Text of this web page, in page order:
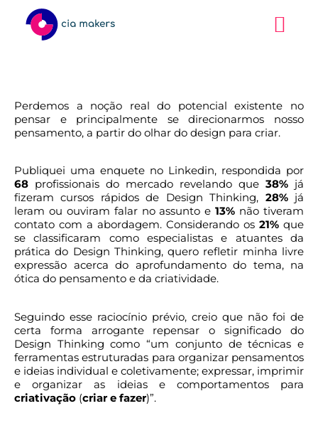
Perdemos a noção real do potencial existente no
pensar e principalmente se direcionarmos nosso
pensamento, a partir do olhar do design para criar.
Publiquei uma enquete no Linkedin, respondida por
68 profissionais do mercado revelando que 38% já
fizeram cursos rápidos de Design Thinking, 28%já
leram ou ouviram falar no assunto e13% não tiveram
contato com a abordagem. Considerando os 21% que
se classificaram como especialistas e atuantes da
prática do Design Thinking, quero refletir minha livre
expressão acerca do aprofundamento do tema, na
ótica do pensamento e da criatividade.
Seguindo esse raciocínio prévio, creio que não foi de
certa forma arrogante repensar o significado do
Design Thinking como “um conjunto de técnicas e
ferramentas estruturadas para organizar pensamentos
e ideias individual e coletivamente; expressar, imprimir
e organizar as ideias e comportamentos para
criativação (criar e fazer)”.